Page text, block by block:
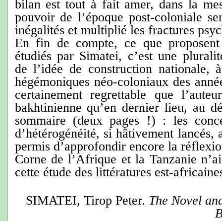
bilan est tout à fait amer, dans la
pouvoir de l’époque post-coloniale
inégalités et multiplié les fractures
En fin de compte, ce que
étudiés par Simatei, c’est une
de l’idée de construction nationale,
hégémoniques néo-coloniaux des
certainement regrettable que
bakhtinienne qu’en dernier lieu, au
sommaire (deux pages !) : les
d’hétérogénéité, si hâtivement lancés,
permis d’approfondir encore la
Corne de l’Afrique et la Tanzanie
cette étude des littératures est-
SIMATEI, Tirop Peter. The Novel